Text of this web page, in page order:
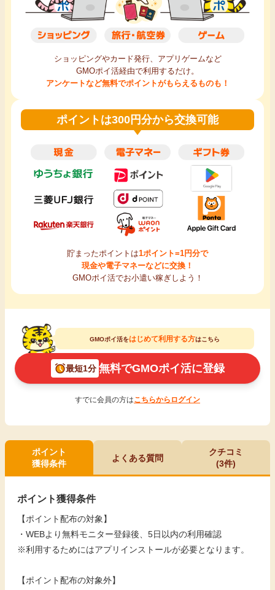
ショッピングやカード発行、アプリゲームなど
GMOポイ活経由で利用するだけ。
アンケートなど無料でポイントがもらえるものも！
ポイントは300円分から交換可能
貯まったポイントは1ポイント=1円分で
現金や電子マネーなどに交換！
GMOポイ活でお小遣い稼ぎしよう！
GMOポイ活をはじめて利用する方はこちら
最短1分 無料でGMOポイ活に登録
すでに会員の方はこちらからログイン
ポイント
獲得条件
よくある質問
クチコミ
(3件)
ポイント獲得条件
【ポイント配布の対象】
・WEBより無料モニター登録後、5日以内の利用確認
※利用するためにはアプリインストールが必要となります。
【ポイント配布の対象外】